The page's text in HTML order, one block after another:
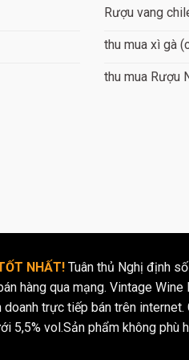
vani.
thơm phức hợp và đặc trưng,
nhạt, với một lớp bọt mịn trên
ABV, tương đương với độ cồn
cách của Mexico, phù hợp với
có thể được kết hợp với nhiều
bia Desperados
thức và bảo quản bia
Rượu vang
thu mua xì gà
thu mua Rượu
NHẤT! Tuân thủ Nghị định số
hàng qua mạng. Vintage Wine
trực tiếp bán trên internet.
5,5% vol.Sản phẩm không phù